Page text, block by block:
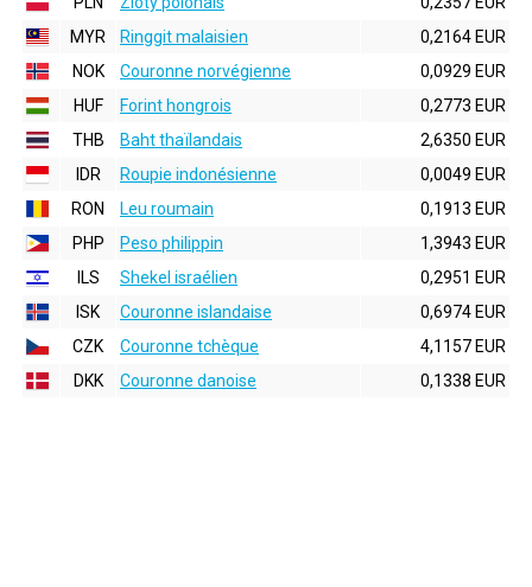
MYR
Ringgit malaisien
0,2164 EUR
NOK
Couronne norvégienne
0,0929 EUR
HUF
Forint hongrois
0,2773 EUR
THB
Baht thaïlandais
2,6350 EUR
IDR
Roupie indonésienne
0,0049 EUR
RON
Leu roumain
0,1913 EUR
PHP
Peso philippin
1,3943 EUR
ILS
Shekel israélien
0,2951 EUR
ISK
Couronne islandaise
0,6974 EUR
CZK
Couronne tchèque
4,1157 EUR
DKK
Couronne danoise 0,1338 EUR